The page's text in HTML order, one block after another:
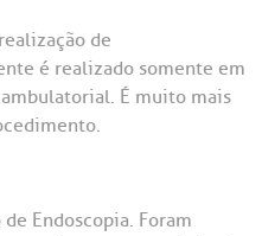
de
é realizado somente em
É muito mais
Endoscopia. Foram